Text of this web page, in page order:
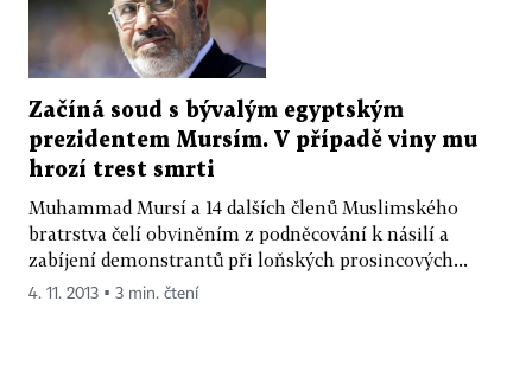
Začíná soud s bývalým egyptským
prezidentem Mursím. V případě viny mu
hrozí trest smrti
Muhammad Mursí a 14 dalších členů Muslimského
bratrstva čelí obviněním z podněcování k násilí a
zabíjení demonstrantů při loňských prosincových...
4. 11. 2013 ▪ 3 min. čtení